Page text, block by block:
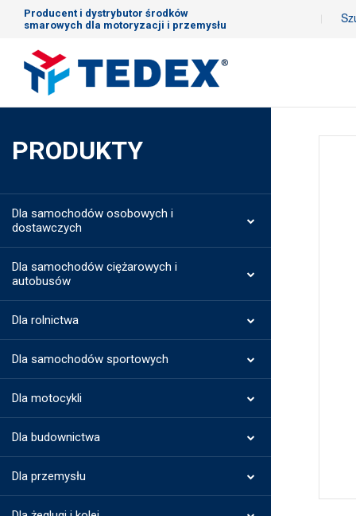
Producent i dystrybutor środków
smarowych dla motoryzacji i przemysłu
PRODUKTY
Dla samochodów osobowych i
dostawczych
Dla samochodów ciężarowych i
autobusów
Dla rolnictwa
Dla samochodów sportowych
Dla motocykli
Dla budownictwa
Dla przemysłu